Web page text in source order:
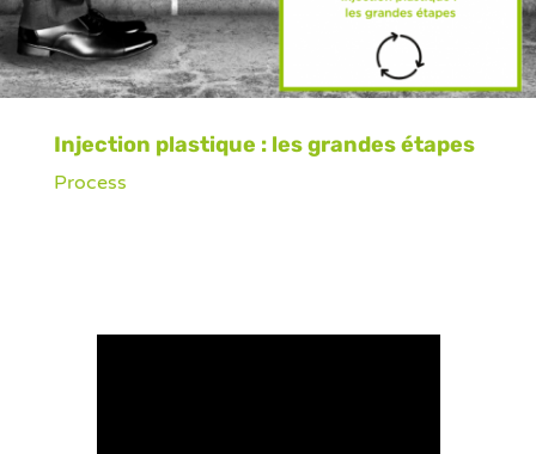
Injection plastique : les grandes étapes
Process